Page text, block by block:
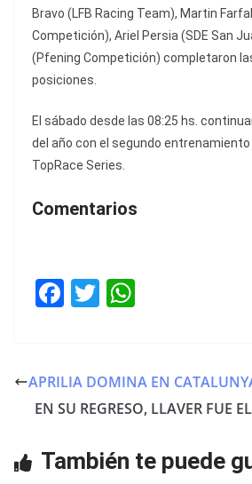
Bravo (LFB Racing Team), Martin
Competición), Ariel Persia (SDE San
(Pfening Competición) completaron
posiciones.
El sábado desde las 08:25 hs.
del año con el segundo entrenamiento
TopRace Series.
Comentarios
F
e
b
o
T
er s
A
p
APRILIA DOMINA EN
EN SU REGRESO, LLAVER FUE
También te puede